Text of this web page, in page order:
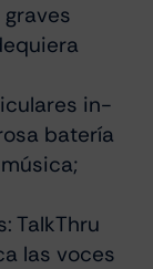
in-
batería
TalkThru
las voces